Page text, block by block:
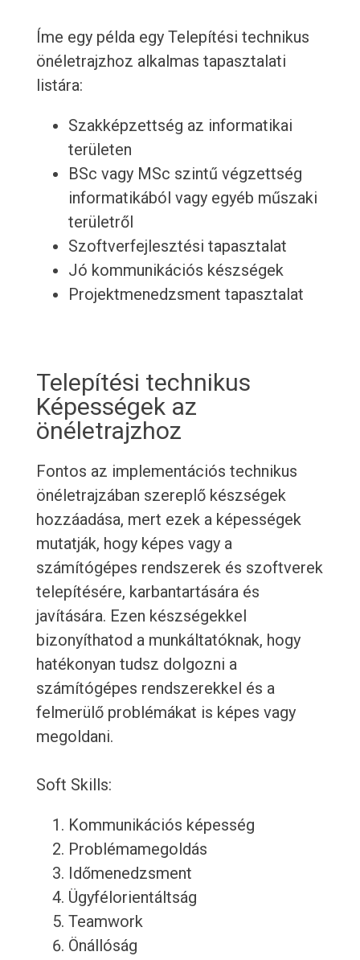
Íme egy példa egy Telepítési technikus
önéletrajzhoz alkalmas tapasztalati
listára:
Szakképzettség az informatikai
területen
BSc vagy MSc szintű végzettség
informatikából vagy egyéb műszaki
területről
Szoftverfejlesztési tapasztalat
Jó kommunikációs készségek
Projektmenedzsment tapasztalat
Telepítési technikus
Képességek az
önéletrajzhoz
Fontos az implementációs technikus
önéletrajzában szereplő készségek
hozzáadása, mert ezek a képességek
mutatják, hogy képes vagy a
számítógépes rendszerek és szoftverek
telepítésére, karbantartására és
javítására. Ezen készségekkel
bizonyíthatod a munkáltatóknak, hogy
hatékonyan tudsz dolgozni a
számítógépes rendszerekkel és a
felmerülő problémákat is képes vagy
megoldani.
Soft Skills:
Kommunikációs képesség
Problémamegoldás
Időmenedzsment
Ügyfélorientáltság
Teamwork
Önállóság